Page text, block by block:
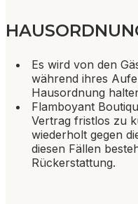
Es wird von den
während ihres
Hausordnung
Flamboyant
Vertrag fristlos zu
wiederholt gegen
diesen Fällen
Rückerstattung.